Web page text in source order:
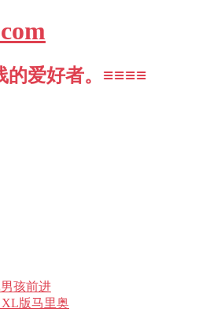
的爱好者。≡≡≡≡
孩前进
版马里奥